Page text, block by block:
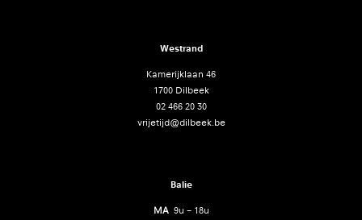
Westrand
Kamerijklaan 46
1700 Dilbeek
02 466 20 30
vrijetijd@dilbeek.be
Balie
MA 9u – 18u